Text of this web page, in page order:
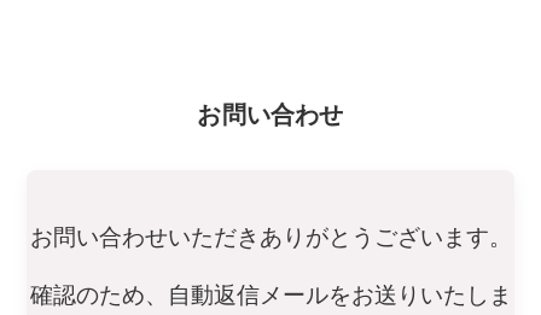
お問い合わせ
お問い合わせいただきありがとうございます。
確認のため、自動返信メールをお送りいたしま